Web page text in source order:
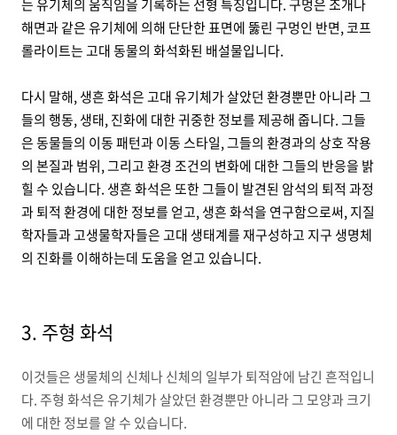
는 유기체의 움직임을 기록하는 선형 특징입니다. 구멍은 조개나
해면과 같은 유기체에 의해 단단한 표면에 뚫린 구멍인 반면, 코프
롤라이트는 고대 동물의 화석화된 배설물입니다.
다시 말해, 생흔 화석은 고대 유기체가 살았던 환경뿐만 아니라 그
들의 행동, 생태, 진화에 대한 귀중한 정보를 제공해 줍니다. 그들
은 동물들의 이동 패턴과 이동 스타일, 그들의 환경과의 상호 작용
의 본질과 범위, 그리고 환경 조건의 변화에 대한 그들의 반응을 밝
힐 수 있습니다. 생흔 화석은 또한 그들이 발견된 암석의 퇴적 과정
과 퇴적 환경에 대한 정보를 얻고, 생흔 화석을 연구함으로써, 지질
학자들과 고생물학자들은 고대 생태계를 재구성하고 지구 생명체
의 진화를 이해하는데 도움을 얻고 있습니다.
3. 주형 화석
이것들은 생물체의 신체나 신체의 일부가 퇴적암에 남긴 흔적입니
다. 주형 화석은 유기체가 살았던 환경뿐만 아니라 그 모양과 크기
에 대한 정보를 알 수 있습니다.